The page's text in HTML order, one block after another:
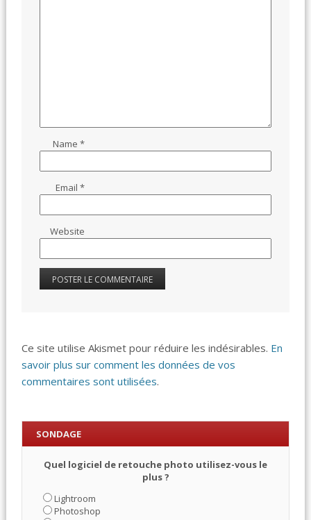
Name*
Email*
Website
Ce site utilise Akismet pour réduire les indésirables. En
savoir plus sur comment les données de vos
commentaires sont utilisées.
SONDAGE
Quel logiciel de retouche photo utilisez-vous le
plus ?
Lightroom
Photoshop